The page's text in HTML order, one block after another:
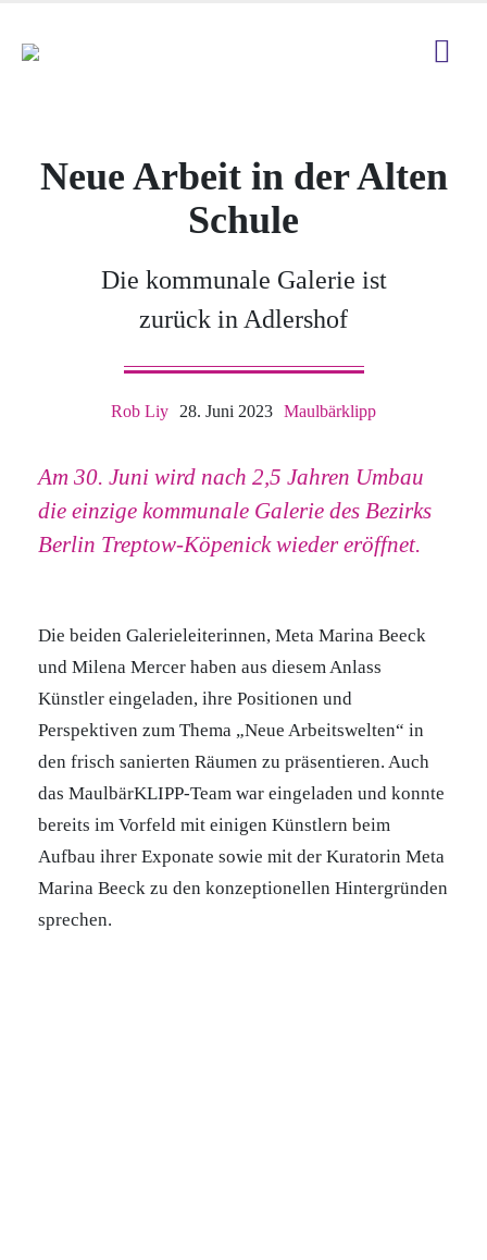
Neue Arbeit in der Alten
Schule
Die kommunale Galerie ist
zurück in Adlershof
Rob Liy 28. Juni 2023 Maulbärklipp
Am 30. Juni wird nach 2,5 Jahren Umbau
die einzige kommunale Galerie des Bezirks
Berlin Treptow-Köpenick wieder eröffnet.
Die beiden Galerieleiterinnen, Meta Marina Beeck
und Milena Mercer haben aus diesem Anlass
Künstler eingeladen, ihre Positionen und
Perspektiven zum Thema „Neue Arbeitswelten“ in
den frisch sanierten Räumen zu präsentieren. Auch
das MaulbärKLIPP-Team war eingeladen und konnte
bereits im Vorfeld mit einigen Künstlern beim
Aufbau ihrer Exponate sowie mit der Kuratorin Meta
Marina Beeck zu den konzeptionellen Hintergründen
sprechen.